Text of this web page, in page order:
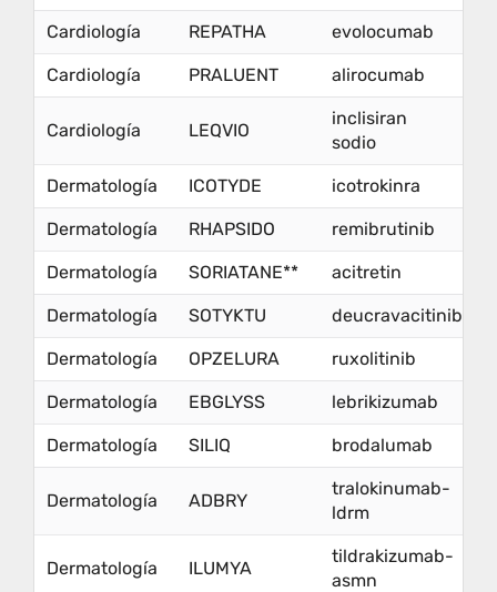
Cardiología REPATHA evolocumab
Cardiología PRALUENT alirocumab
Cardiología LEQVIO
inclisiran
sodio
Dermatología ICOTYDE icotrokinra
Dermatología RHAPSIDO remibrutinib
Dermatología SORIATANE** acitretin
Dermatología SOTYKTU deucravacitinib
Dermatología OPZELURA ruxolitinib
Dermatología EBGLYSS lebrikizumab
Dermatología SILIQ brodalumab
Dermatología ADBRY
tralokinumab-
ldrm
Dermatología ILUMYA
tildrakizumab-
asmn